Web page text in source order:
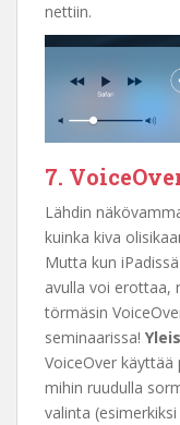
nettiin.
7.
Lähdin
kuinka kiva
Mutta kun
avulla voi erottaa,
törmäsin
seminaarissa!
VoiceOver käyttää
mihin ruudulla
valinta